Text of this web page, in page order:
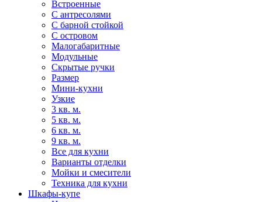
Встроенные
С антресолями
С барной стойкой
С островом
Малогабаритные
Модульные
Скрытые ручки
Размер
Мини-кухни
Узкие
3 кв. м.
5 кв. м.
6 кв. м.
9 кв. м.
Все для кухни
Варианты отделки
Мойки и смесители
Техника для кухни
Шкафы-купе